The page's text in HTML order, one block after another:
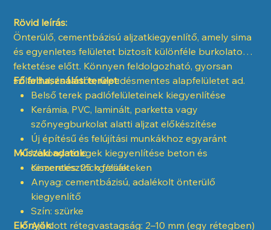
Rövid leírás:
Önterülő, cementbázisú aljzatkiegyenlítő, amely sima
és egyenletes felületet biztosít különféle burkolatok
fektetése előtt. Könnyen feldolgozható, gyorsan
szilárdul, és tartós, repedésmentes alapfelületet ad.
Fő felhasználási terület:
Belső terek padlófelületeinek kiegyenlítése
Kerámia, PVC, laminált, parketta vagy
szőnyegburkolat alatti aljzat előkészítése
Új építésű és felújítási munkákhoz egyaránt
Vékony rétegek kiegyenlítése beton és
cementesztrich felületeken
Műszaki adatok:
Kiszerelés: 25 kg/zsák
Anyag: cementbázisú, adalékolt önterülő
kiegyenlítő
Szín: szürke
Ajánlott rétegvastagság: 2–10 mm (egy rétegben)
Előnyök: